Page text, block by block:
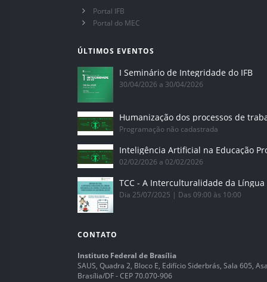
Portal IFB
Portal do MEC
ÚLTIMOS EVENTOS
I Seminário de Integridade do IFB
30/04/2026 a 30/04/2026
Humanização dos processos de
Programação não cadastrada
02/02/2026 a 02/02/2026
Dia 25/07/2025 | Das 09:00 às 10:00
CONTATO
Instituto Federal de Brasília
SAUS, Quadra 2, Bloco E, Edifício Siderbrás, Sala 605,
Brasília/DF - CEP 70.070-906